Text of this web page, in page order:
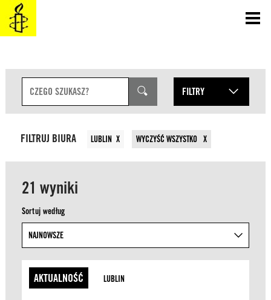
SKOCZ
DO
TREŚCI
l
w
z
k
a
FILTRY
KRAJE
ZASTOSUJ
FILTRUJ BIURA LUBLIN WYCZYŚĆ WSZYSTKO
21 wyniki
Sortuj według
AKTUALNOŚĆ LUBLIN